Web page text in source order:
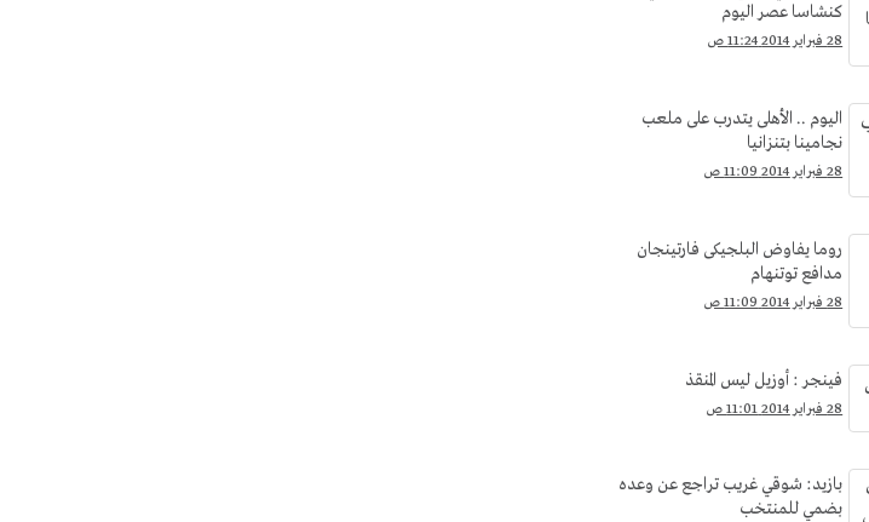
كنشاسا عصر اليوم
28 فبراير 2014 11:24 ص
اليوم .. الأهلى يتدرب على ملعب
نجامينا بتنزانيا
28 فبراير 2014 11:09 ص
روما يفاوض البلجيكى فارتينجان
مدافع توتنهام
28 فبراير 2014 11:09 ص
فينجر : أوزيل ليس المنقذ
28 فبراير 2014 11:01 ص
بازيد: شوقي غريب تراجع عن وعده
بضمي للمنتخب